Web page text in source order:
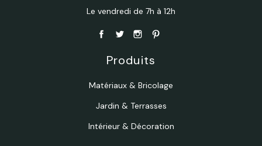
Le vendredi de 7h à 12h
Produits
Matériaux & Bricolage
Jardin & Terrasses
Intérieur & Décoration